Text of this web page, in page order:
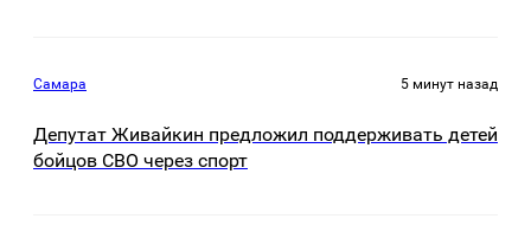
Самара 5 минут назад
Депутат Живайкин предложил поддерживать детей
бойцов СВО через спорт